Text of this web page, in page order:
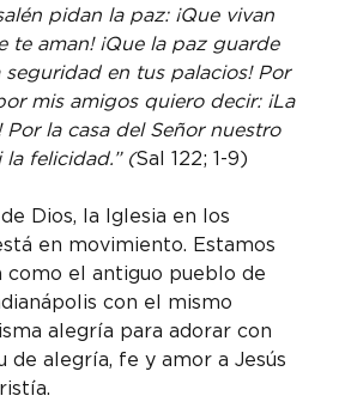
pidan la paz: ¡Que vivan
te aman! ¡Que la paz guarde
seguridad en tus palacios! Por
mis amigos quiero decir: ¡La
la casa del Señor nuestro
felicidad.” (Sal 122; 1-9)
Dios, la Iglesia en los
en movimiento. Estamos
como el antiguo pueblo de
con el mismo
alegría para adorar con
de alegría, fe y amor a Jesús